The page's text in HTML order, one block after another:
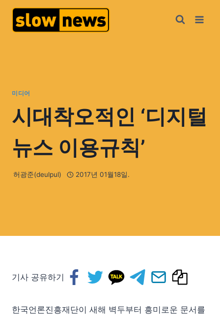
미디어
시대착오적인 ‘디지털
뉴스 이용규칙’
허광준(deulpul) 2017년 01월18일.
기사 공유하기
한국언론진흥재단이 새해 벽두부터 흥미로운 문서를